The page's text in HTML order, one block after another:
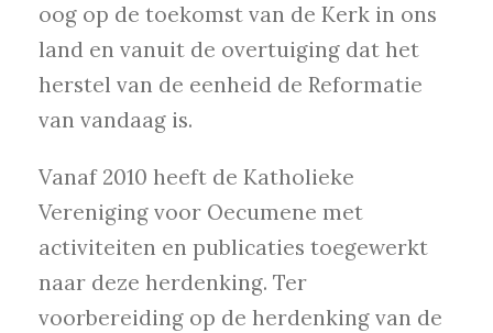
oog op de toekomst van de Kerk in ons
land en vanuit de overtuiging dat het
herstel van de eenheid de Reformatie
van vandaag is.
Vanaf 2010 heeft de Katholieke
Vereniging voor Oecumene met
activiteiten en publicaties toegewerkt
naar deze herdenking. Ter
voorbereiding op de herdenking van de